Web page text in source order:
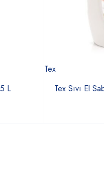
L
Tex
Tex Sıvı El